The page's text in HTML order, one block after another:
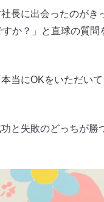
長に出会ったのがき
か？」と直球の質問
当にOKをいただい
と失敗のどっちが勝